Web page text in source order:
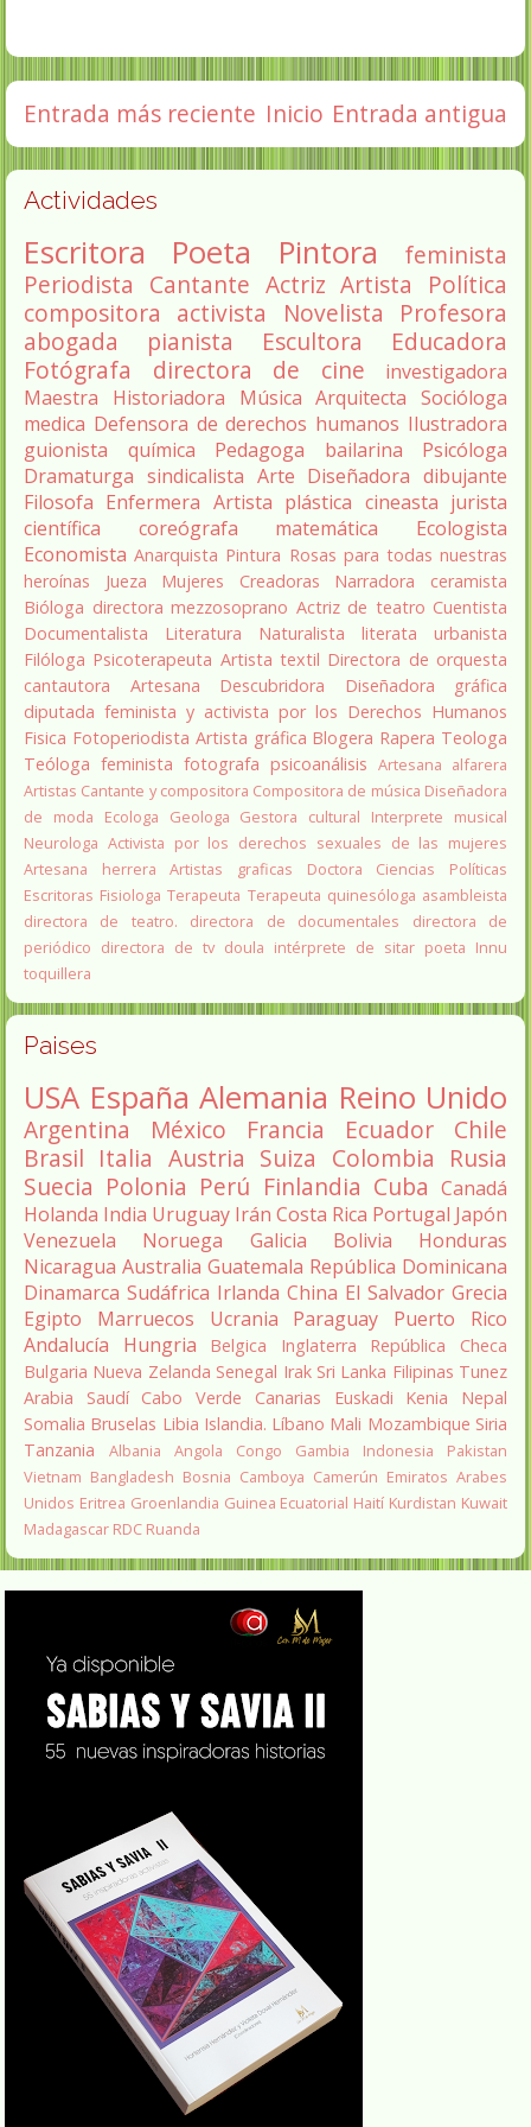
Entrada más reciente Entrada antigua
Inicio
Actividades
Escritora Poeta Pintora
feminista
Periodista Cantante Actriz Artista
Política
compositora activista Novelista
Profesora
abogada
pianista Escultora
Educadora
Fotógrafa
directora de cine
investigadora
Maestra
Historiadora Música Arquitecta Socióloga
medica Defensora de derechos humanos Ilustradora
guionista
química Pedagoga bailarina
Psicóloga
Dramaturga sindicalista Arte Diseñadora dibujante
Filosofa Enfermera Artista plástica cineasta jurista
científica
coreógrafa matemática
Ecologista
Economista Anarquista Pintura Rosas para todas nuestras
heroínas
Jueza Mujeres Creadoras Narradora
ceramista
Bióloga directora mezzosoprano Actriz de teatro Cuentista
Documentalista
Literatura Naturalista literata
urbanista
Filóloga Psicoterapeuta Artista textil Directora de orquesta
cantautora
Artesana Descubridora
Diseñadora gráfica
diputada feminista y activista por los Derechos Humanos
Fisica Fotoperiodista Artista gráfica Blogera Rapera Teologa
Teóloga feminista fotografa psicoanálisis Artesana alfarera
Artistas Cantante y compositora Compositora de música Diseñadora
de moda
Ecologa Geologa Gestora cultural
Interprete musical
Neurologa Activista por los derechos sexuales de las mujeres
Artesana herrera
Artistas graficas
Doctora Ciencias Políticas
Escritoras Fisiologa Terapeuta Terapeuta quinesóloga asambleista
directora de teatro.
directora de documentales
directora de
periódico directora de tv doula intérprete de sitar poeta Innu
toquillera
Paises
USA España Alemania Reino Unido
Argentina México Francia Ecuador
Chile
Brasil Italia Austria Suiza Colombia Rusia
Suecia Polonia Perú Finlandia Cuba Canadá
Holanda India Uruguay Irán Costa Rica Portugal Japón
Venezuela
Noruega Galicia Bolivia
Honduras
Nicaragua Australia Guatemala República Dominicana
Dinamarca Sudáfrica Irlanda China El Salvador Grecia
Egipto
Marruecos Ucrania Paraguay
Puerto Rico
Andalucía
Hungria Belgica Inglaterra
República Checa
Bulgaria Nueva Zelanda Senegal Irak Sri Lanka Filipinas Tunez
Arabia Saudí Cabo Verde Canarias Euskadi Kenia
Nepal
Somalia Bruselas Libia Islandia. Líbano Mali Mozambique Siria
Tanzania
Albania Angola Congo Gambia Indonesia
Pakistan
Vietnam Bangladesh Bosnia Camboya Camerún Emiratos Arabes
Unidos Eritrea Groenlandia Guinea Ecuatorial Haití Kurdistan Kuwait
Madagascar RDC Ruanda